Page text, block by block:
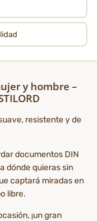
y hombre –
resistente y de
documentos DIN
dónde quieras sin
captará miradas en
libre.
¡un gran